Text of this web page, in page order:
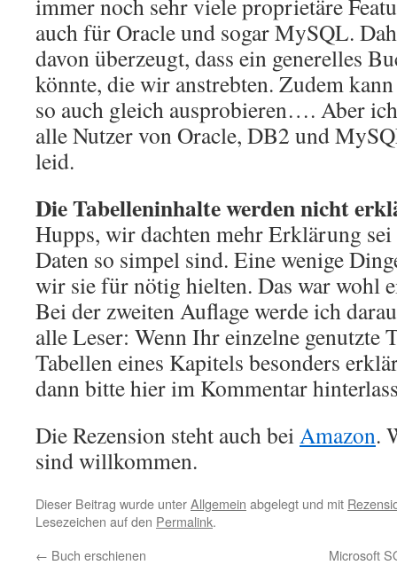
immer noch sehr viele proprietäre
auch für Oracle und sogar MySQL.
davon überzeugt, dass ein generelles
könnte, die wir anstrebten. Zudem
so auch gleich ausprobieren…. Aber
alle Nutzer von Oracle, DB2 und
leid.
Die Tabelleninhalte werden nicht
Hupps, wir dachten mehr Erklärung
Daten so simpel sind. Eine wenige
wir sie für nötig hielten. Das war wohl
Bei der zweiten Auflage werde ich
alle Leser: Wenn Ihr einzelne genutzte
Tabellen eines Kapitels besonders
dann bitte hier im Kommentar
Die Rezension steht auch beiAmazon.
sind willkommen.
Dieser Beitrag wurde unterAllgemein abgelegt und mit
Lesezeichen auf den Permalink.
← Buch erschienen Microsoft